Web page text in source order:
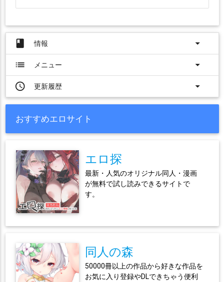
book 情報
arrow_drop_down
list
メニュー
arrow_drop_down
access_time
更新履歴 arrow_drop_down
おすすめエロサイト
エロ探
最新・人気のオリジナル同人・漫画
が無料で試し読みできるサイトで
す。
同人の森
50000冊以上の作品から好きな作品を
お気に入り登録やDLできちゃう便利